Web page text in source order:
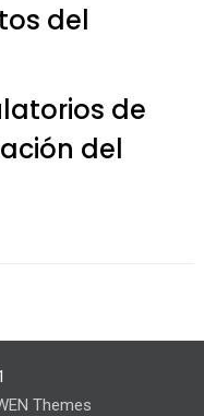
del
de
del
Themes